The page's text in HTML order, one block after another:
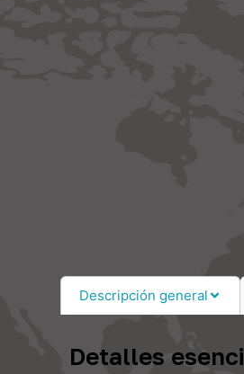
Descripción general
Detalles